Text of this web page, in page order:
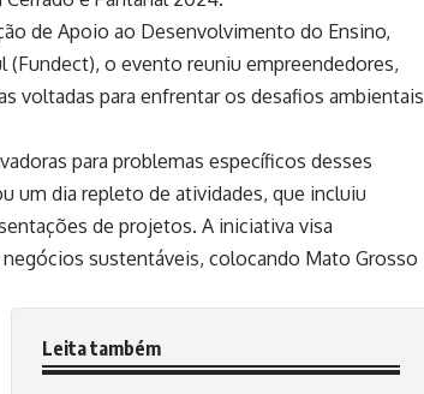
de Apoio ao Desenvolvimento do Ensino,
o evento reuniu empreendedores,
voltadas para enfrentar os desafios ambientais
para problemas específicos desses
um dia repleto de atividades, que incluiu
de projetos. A iniciativa visa
sustentáveis, colocando Mato Grosso
Leita também